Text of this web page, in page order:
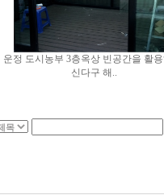
운정 도시농부 3층옥상 빈공간을 활
신다구 해..